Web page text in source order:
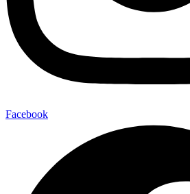
Facebook